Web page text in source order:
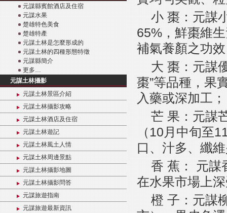
元謀縣賓館酒店及住宿
元謀水果
楚雄特色美食
楚雄特產
元謀土林是怎麼形成的
元謀土林的四種形態特徵
元謀縣簡介
更多…
元謀土林攝影
元謀土林景區介紹
元謀土林攝影攻略
元謀土林酒店及住宿
元謀土林遊記
元謀土林風土人情
元謀土林周邊景點
元謀土林攝影地圖
元謀土林攝影問答
元謀旅遊指南
元謀旅遊最新資訊
小 棗：元謀
65%，鮮棗維
補氣養顏之功
大 棗：元謀
棗”等品種，果
入藥或深加工；
芒 果：元謀
（10月中旬至
口、汁多、纖
香 蕉： 元謀
在水果市場上
橙 子：元謀